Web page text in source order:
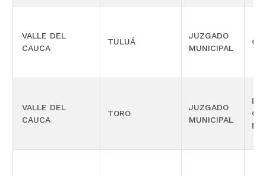
VALLE DEL
CAUCA
TULUÁ
JUZGADO
MUNICIPAL
VALLE DEL
CAUCA
TORO
JUZGADO
MUNICIPAL